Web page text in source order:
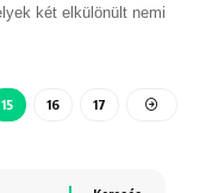
két elkülönült nemi
15 16 17